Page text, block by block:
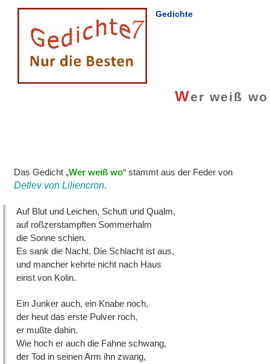
Gedichte
Wer weiß wo
Das Gedicht „Wer weiß wo“ stammt aus der Feder von
Detlev von Liliencron.
Auf Blut und Leichen, Schutt und Qualm,
auf roßzerstampften Sommerhalm
die Sonne schien.
Es sank die Nacht. Die Schlacht ist aus,
und mancher kehrte nicht nach Haus
einst von Kolin.
Ein Junker auch, ein Knabe noch,
der heut das erste Pulver roch,
er mußte dahin.
Wie hoch er auch die Fahne schwang,
der Tod in seinen Arm ihn zwang,